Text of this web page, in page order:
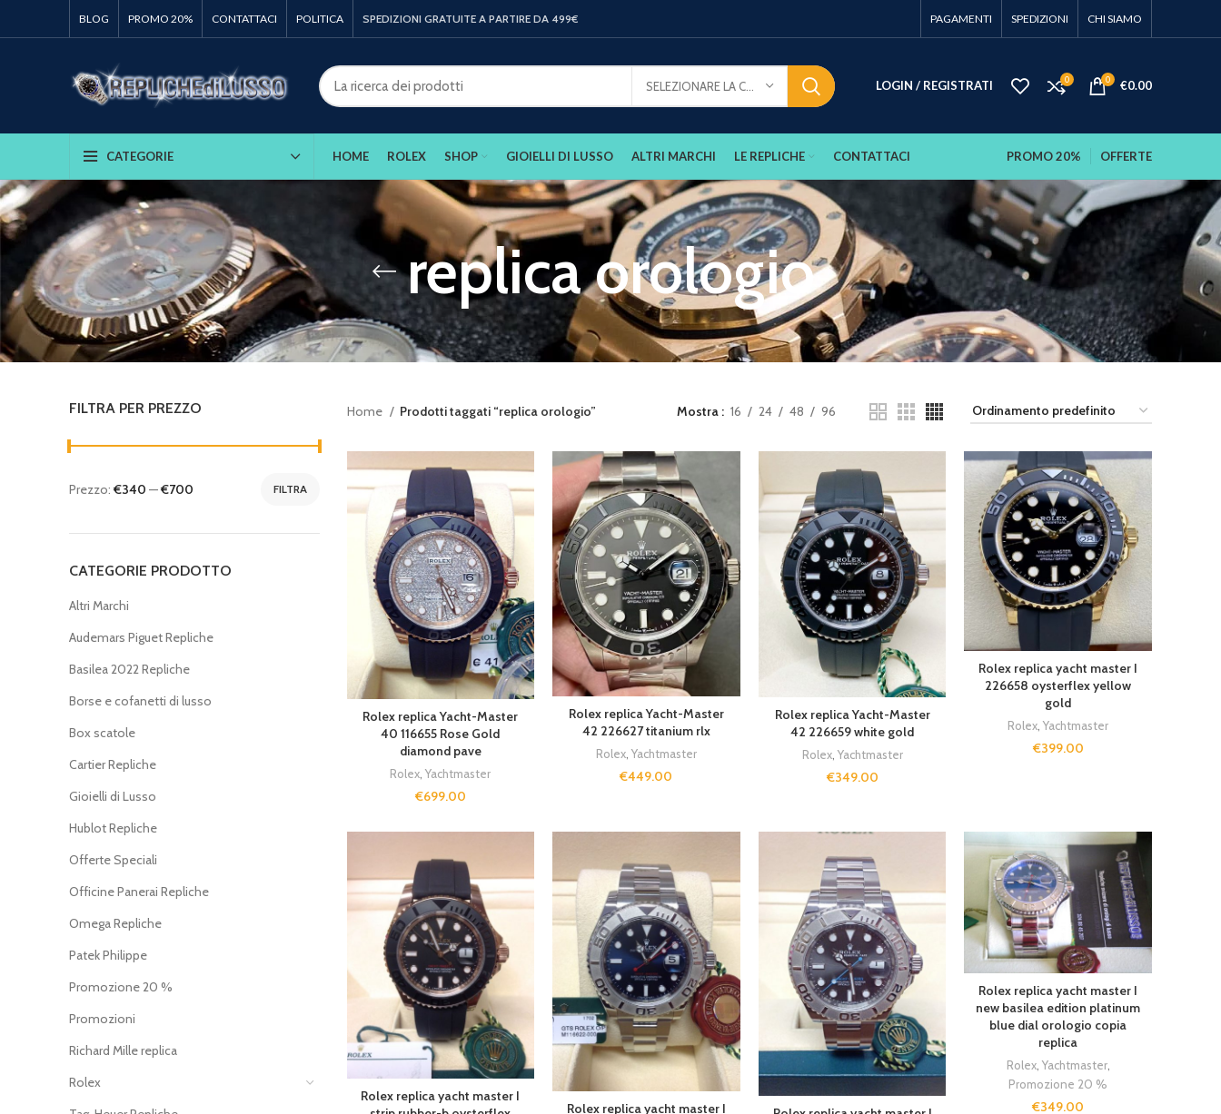
BLOG PROMO 20% CONTATTACI POLITICA SPEDIZIONI GRATUITE A PARTIRE DA 499€ PAGAMENTI SPEDIZIONI CHI SIAMO
LOGIN / REGISTRATI 0 0 €0.00
CATEGORIE HOME ROLEX SHOP GIOIELLI DI LUSSO ALTRI MARCHI LE REPLICHE CONTATTACI PROMO 20% OFFERTE
replica orologio
FILTRA PER PREZZO
FILTRA
Prezzo: €340 —€700
CATEGORIE PRODOTTO
Altri Marchi
Audemars Piguet Repliche
Basilea 2022 Repliche
Borse e cofanetti di lusso
Box scatole
Cartier Repliche
Gioielli di Lusso
Hublot Repliche
Offerte Speciali
Officine Panerai Repliche
Omega Repliche
Patek Philippe
Promozione 20 %
Promozioni
Richard Mille replica
Rolex
Home Prodotti taggati “replica orologio” Mostra 16 24 48 96
Rolex replica Yacht-Master
40 116655 Rose Gold
diamond pave
Rolex,Yachtmaster
€699.00
Rolex replica Yacht-Master
42 226627 titanium rlx
Rolex, Yachtmaster
€449.00
Rolex replica Yacht-Master
42 226659 white gold
Rolex, Yachtmaster
€349.00
Rolex replica yacht master I
226658 oysterflex yellow
gold
Rolex ,Yachtmaster
€399.00
Rolex replica yacht master I
Rolex replica yacht master I
Rolex replica yacht master I
new basilea edition platinum
blue dial orologio copia
replica
Rolex, Yachtmaster,
Promozione 20 %
€349.00